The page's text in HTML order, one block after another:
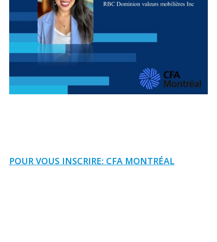
POUR VOUS INSCRIRE: CFA MONTRÉAL